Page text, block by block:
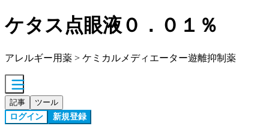
ケタス点眼液０．０１％
アレルギー用薬 > ケミカルメディエーター遊離抑制薬
記事 ツール
ログイン 新規登録